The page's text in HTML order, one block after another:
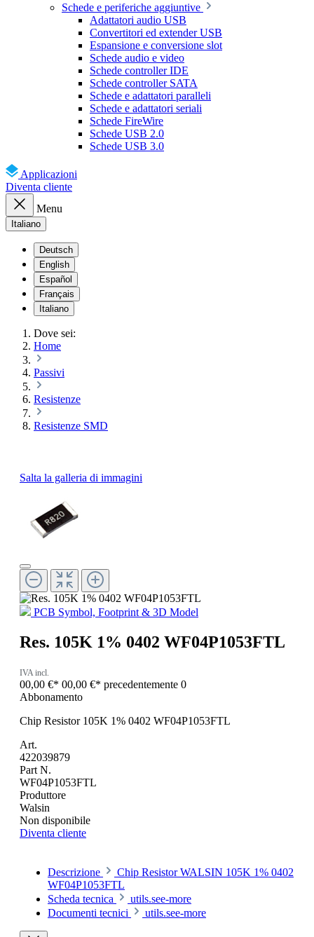
Schede e periferiche aggiuntive
Adattatori audio USB
Convertitori ed extender USB
Espansione e conversione slot
Schede audio e video
Schede controller IDE
Schede controller SATA
Schede e adattatori paralleli
Schede e adattatori seriali
Schede FireWire
Schede USB 2.0
Schede USB 3.0
Applicazioni
Diventa cliente
Menu
Italiano
Deutsch
English
Español
Français
Italiano
Dove sei:
Home
Passivi
Resistenze
Resistenze SMD
Salta la galleria di immagini
PCB Symbol, Footprint & 3D Model
Res. 105K 1% 0402 WF04P1053FTL
IVA incl.
00,00 €* 00,00 €* precedentemente 0
Abbonamento
Chip Resistor 105K 1% 0402 WF04P1053FTL
Art.
422039879
Part N.
WF04P1053FTL
Produttore
Walsin
Non disponibile
Diventa cliente
Descrizione
Chip Resistor WALSIN 105K 1% 0402
WF04P1053FTL
Scheda tecnica
utils.see-more
Documenti tecnici
utils.see-more